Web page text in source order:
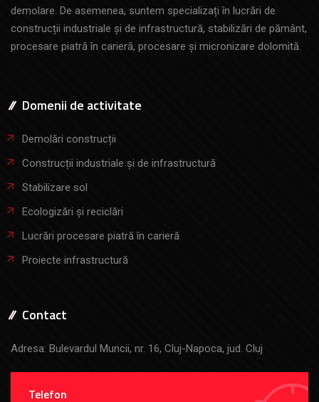
demolare. De asemenea, suntem specializați în lucrări de
construcții industriale și de infrastructură, stabilizări de pământ,
procesare piatră în carieră, procesare și micronizare dolomită.
Domenii de activitate
Demolări construcții
Construcții industriale și de infrastructură
Stabilizare sol
Ecologizări și reciclări
Lucrări procesare piatră în carieră
Proiecte infrastructură
Contact
Adresa: Bulevardul Muncii, nr. 16, Cluj-Napoca, jud. Cluj
Telefon